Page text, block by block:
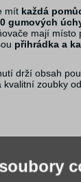
mít každá
gumových
mají místo
přihrádka a
drží obsah
kvalitní zoubky